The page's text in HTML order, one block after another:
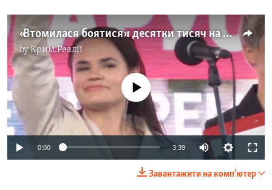
«Втомилася боятися»: десятки тисяч на мітингу опозиції в Білорусі (відео)
byКрим.Реалії
No media source currently available
0:00 3:39 Auto
Завантажити на комп'ютер